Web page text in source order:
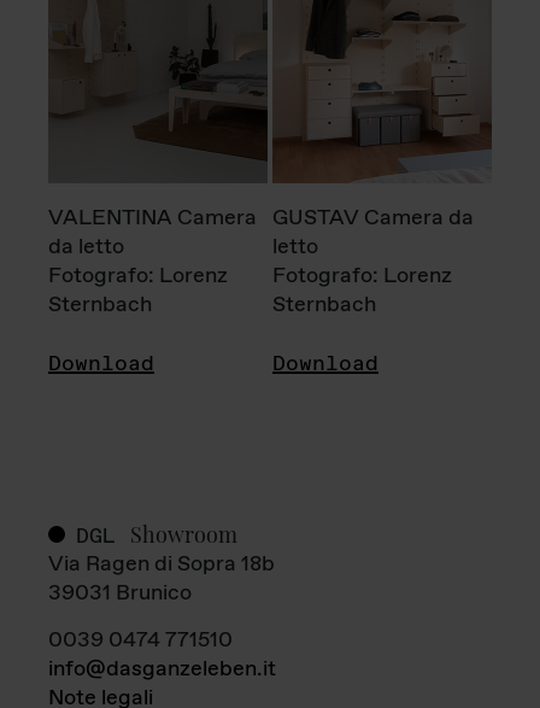
VALENTINA Camera
da letto
Fotografo: Lorenz
Sternbach
Download
GUSTAV Camera da
letto
Fotografo: Lorenz
Sternbach
Download
DGL Showroom
Via Ragen di Sopra 18b
39031 Brunico
0039 0474 771510
info@dasganzeleben.it
Note legali